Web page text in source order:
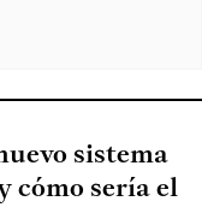
sistema
cómo sería el